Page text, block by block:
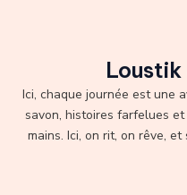
Ici, chaque journée est une
savon, histoires farfelues
mains. Ici, on rit, on rêve,